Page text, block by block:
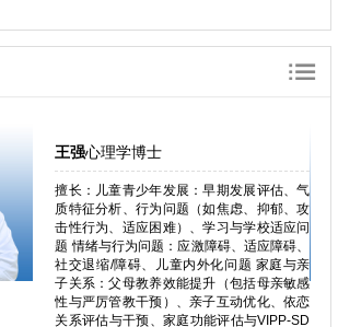
王强心理学博士
擅长：儿童青少年发展：早期发展评估、气
质特征分析、行为问题（如焦虑、抑郁、攻
击性行为、适应困难）、学习与学校适应问
题 情绪与行为问题：应激障碍、适应障碍、
社交退缩/障碍、儿童内外化问题 家庭与亲
子关系：父母教养效能提升（包括母亲敏感
性与严厉管教干预）、亲子互动优化、依恋
关系评估与干预、家庭功能评估与VIPP-SD